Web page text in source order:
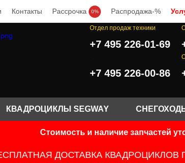
Контакты Рассрочка 0% Распродажа-%
Отдел продаж техники
+7 495 226-01-69
+7 495 226-00-86
КВАДРОЦИКЛЫ SEGWAY
Стоимость и наличие запчастей
ДОСТАВКА